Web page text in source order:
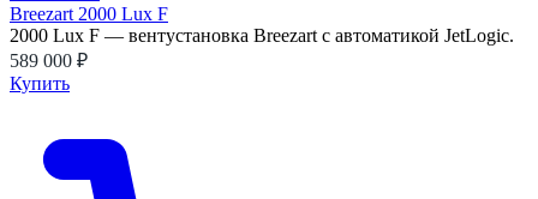
Breezart 2000 Lux F
2000 Lux F — вентустановка Breezart с автоматикой JetLogic.
589 000 ₽
Купить